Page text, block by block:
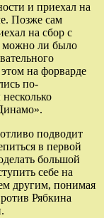
и приехал на
Позже сам
на сбор с
можно ли было
на форварде
по-
подводит
в первой
большой
себе на
другим, понимая
Рябкина